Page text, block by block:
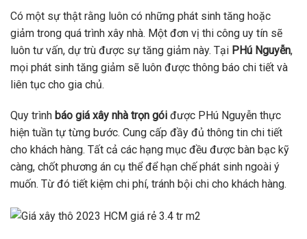
Có một sự thật rằng luôn có những phát sinh tăng hoặc
giảm trong quá trình xây nhà. Một đơn vị thi công uy tín sẽ
luôn tư vấn, dự trù được sự tăng giảm này. Tại PHú Nguyễn,
mọi phát sinh tăng giảm sẽ luôn được thông báo chi tiết và
liên tục cho gia chủ.
Quy trình báo giá xây nhà trọn gói được PHú Nguyễn thực
hiện tuần tự từng bước. Cung cấp đầy đủ thông tin chi tiết
cho khách hàng. Tất cả các hạng mục đều được bàn bạc kỹ
càng, chốt phương án cụ thể để hạn chế phát sinh ngoài ý
muốn. Từ đó tiết kiệm chi phí, tránh bội chi cho khách hàng.